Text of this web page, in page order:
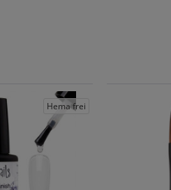
Hema frei